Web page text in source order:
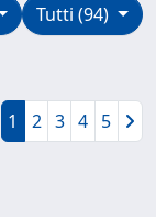
Tutti (94)
1 2 3 4 5